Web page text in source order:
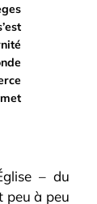
– du
peu à peu